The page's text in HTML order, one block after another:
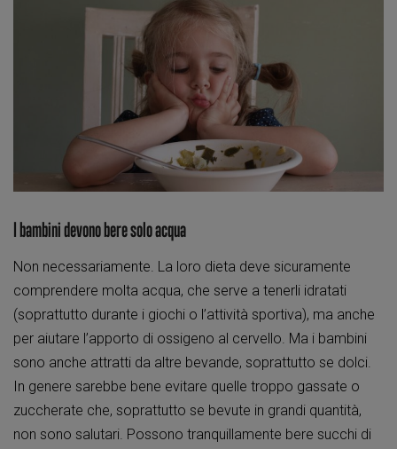
I bambini devono bere solo acqua
Non necessariamente. La loro dieta deve sicuramente
comprendere molta acqua, che serve a tenerli idratati
(soprattutto durante i giochi o l’attività sportiva), ma anche
per aiutare l’apporto di ossigeno al cervello. Ma i bambini
sono anche attratti da altre bevande, soprattutto se dolci.
In genere sarebbe bene evitare quelle troppo gassate o
zuccherate che, soprattutto se bevute in grandi quantità,
non sono salutari. Possono tranquillamente bere succhi di